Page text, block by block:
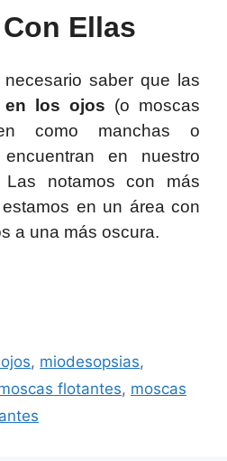
Ellas
saber que las
en los ojos (o moscas
como manchas o
en nuestro
notamos con más
en un área con
a una más oscura.
, miodesopsias,
flotantes, moscas